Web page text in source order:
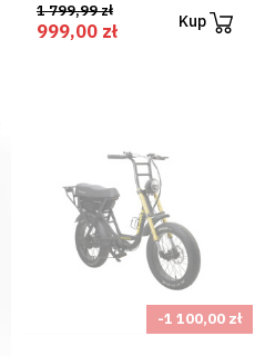
1 799,99 zł
999,00 zł Kup
-1 100,00 zł